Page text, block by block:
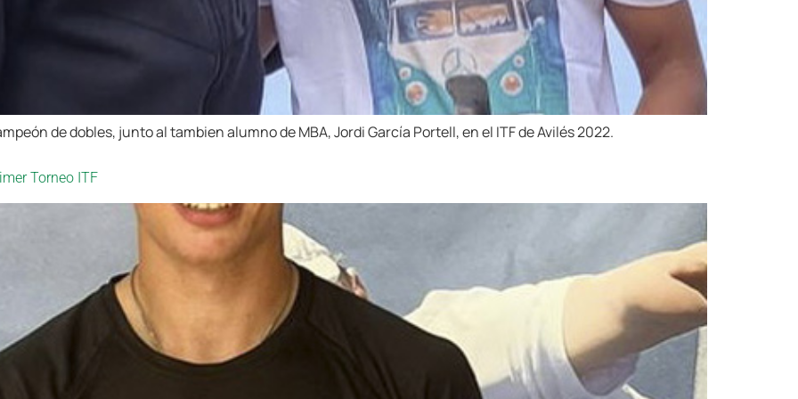
de dobles, junto al tambien alumno de MBA, Jordi García Portell, en el ITF de Avilés 2022.
Torneo ITF